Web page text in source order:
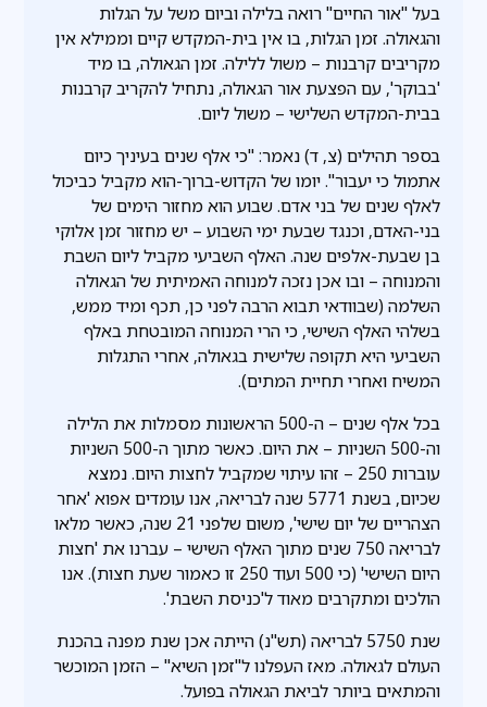
בעל "אור החיים" רואה בלילה וביום משל על הגלות
והגאולה. זמן הגלות, בו אין בית-המקדש קיים וממילא אין
מקריבים קרבנות – משול ללילה. זמן הגאולה, בו מיד
'בבוקר', עם הפצעת אור הגאולה, נתחיל להקריב קרבנות
בבית-המקדש השלישי – משול ליום.
בספר תהילים (צ, ד) נאמר: "כי אלף שנים בעיניך כיום
אתמול כי יעבור". יומו של הקדוש-ברוך-הוא מקביל כביכול
לאלף שנים של בני אדם. שבוע הוא מחזור הימים של
בני-האדם, וכנגד שבעת ימי השבוע – יש מחזור זמן אלוקי
בן שבעת-אלפים שנה. האלף השביעי מקביל ליום השבת
והמנוחה – ובו אכן נזכה למנוחה האמיתית של הגאולה
השלמה (שבוודאי תבוא הרבה לפני כן, תכף ומיד ממש,
בשלהי האלף השישי, כי הרי המנוחה המובטחת באלף
השביעי היא תקופה שלישית בגאולה, אחרי התגלות
המשיח ואחרי תחיית המתים).
בכל אלף שנים – ה-500 הראשונות מסמלות את הלילה
וה-500 השניות – את היום. כאשר מתוך ה-500 השניות
עוברות 250 – זהו עיתוי שמקביל לחצות היום. נמצא
שכיום, בשנת 5771 שנה לבריאה, אנו עומדים אפוא 'אחר
הצהריים של יום שישי', משום שלפני 21 שנה, כאשר מלאו
לבריאה 750 שנים מתוך האלף השישי – עברנו את 'חצות
היום השישי' (כי 500 ועוד 250 זו כאמור שעת חצות). אנו
הולכים ומתקרבים מאוד ל'כניסת השבת'.
שנת 5750 לבריאה (תש"נ) הייתה אכן שנת מפנה בהכנת
העולם לגאולה. מאז העפלנו ל"זמן השיא" – הזמן המוכשר
והמתאים ביותר לביאת הגאולה בפועל.